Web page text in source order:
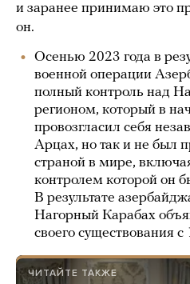
и заранее принимаю это
он.
Осенью 2023 года в
военной операции
полный контроль над
регионом, который в
провозгласил себя
Арцах, но так и не был
страной в мире,
контролем которой он
В результате
Нагорный Карабах
своего существования
ЧИТАЙТЕ ТАКЖЕ